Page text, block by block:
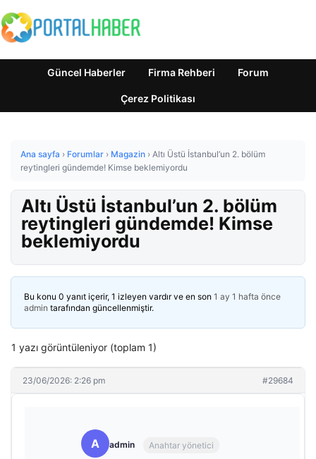
Güncel Haberler Firma Rehberi Forum
Çerez Politikası
Ana sayfa › Forumlar › Magazin › Altı Üstü İstanbul’un 2. bölüm
reytingleri gündemde! Kimse beklemiyordu
Altı Üstü İstanbul’un 2. bölüm
reytingleri gündemde! Kimse
beklemiyordu
Bu konu 0 yanıt içerir, 1 izleyen vardır ve en son 1 ay 1 hafta önce
admin tarafından güncellenmiştir.
1 yazı görüntüleniyor (toplam 1)
23/06/2026: 2:26 pm #29684
A admin Anahtar yönetici